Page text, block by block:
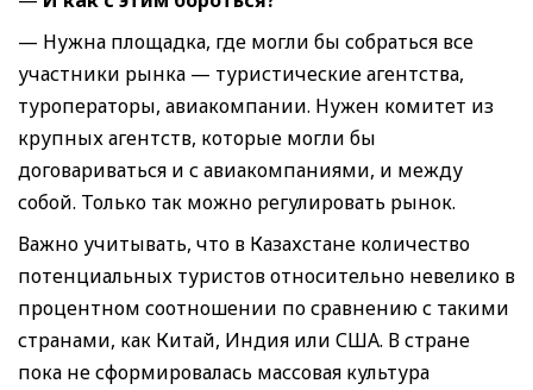
— Нужна площадка, где могли бы собраться все
участники рынка — туристические агентства,
туроператоры, авиакомпании. Нужен комитет из
крупных агентств, которые могли бы
договариваться и с авиакомпаниями, и между
собой. Только так можно регулировать рынок.
Важно учитывать, что в Казахстане количество
потенциальных туристов относительно невелико в
процентном соотношении по сравнению с такими
странами, как Китай, Индия или США. В стране
пока не сформировалась массовая культура